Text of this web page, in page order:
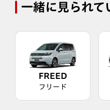
一緒に見られて
FREED
フリード